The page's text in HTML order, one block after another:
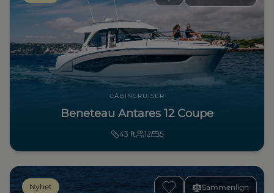
CABINCRUISER
Beneteau Antares 12 Coupe
43 ft 12 5
Sammenlign
Nyhet